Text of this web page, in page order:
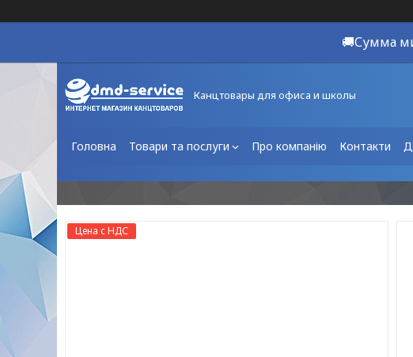
🚚Сумма
Канцтовары для офиса и школы
Головна Товари та послуги Про компанію Контакти
Цена с НДС